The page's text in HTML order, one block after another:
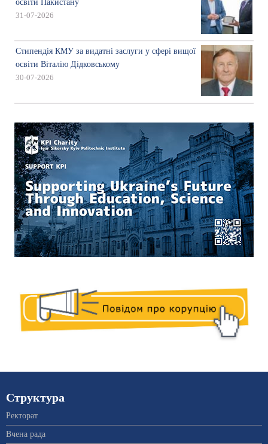
освіти Пакистану
31-07-2026
Стипендія КМУ за видатні заслуги у сфері вищої
освіти Віталію Дідковському
30-07-2026
Структура
Ректорат
Вчена рада